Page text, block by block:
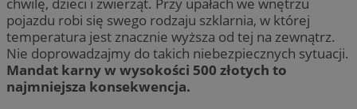
pojazdu robi się swego rodzaju szklarnia, w której
temperatura jest znacznie wyższa od tej na zewnątrz.
Nie doprowadzajmy do takich niebezpiecznych sytuacji.
Mandat karny w wysokości 500 złotych to
najmniejsza konsekwencja.